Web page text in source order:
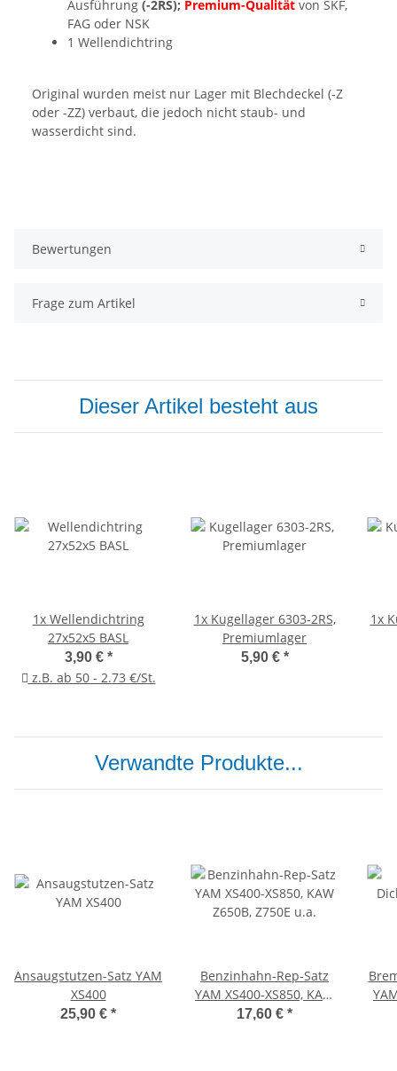
Ausführung (-2RS); Premium-Qualität von SKF,
FAG oder NSK
1 Wellendichtring
Original wurden meist nur Lager mit Blechdeckel (-Z
oder -ZZ) verbaut, die jedoch nicht staub- und
wasserdicht sind.
Bewertungen
Frage zum Artikel
Dieser Artikel besteht aus
1x Wellendichtring
27x52x5 BASL
3,90 € *
z.B. ab 50 - 2.73 €/St.
1x Kugellager 6303-2RS,
Premiumlager
5,90 € *
1x
Verwandte Produkte...
Ansaugstutzen-Satz YAM
XS400
25,90 € *
Benzinhahn-Rep-Satz
YAM XS400-XS850, KAW
Z650B, Z750E u.a.
17,60 € *